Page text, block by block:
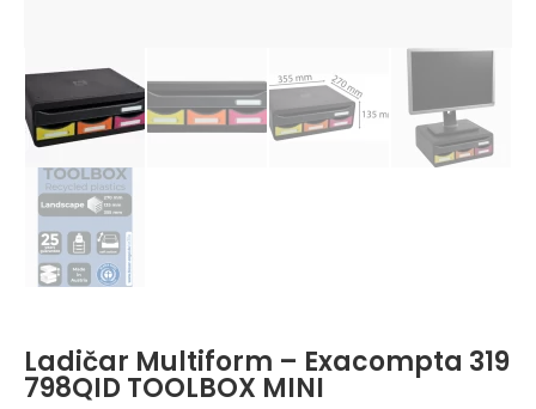
Ladičar Multiform – Exacompta 319
798QID TOOLBOX MINI